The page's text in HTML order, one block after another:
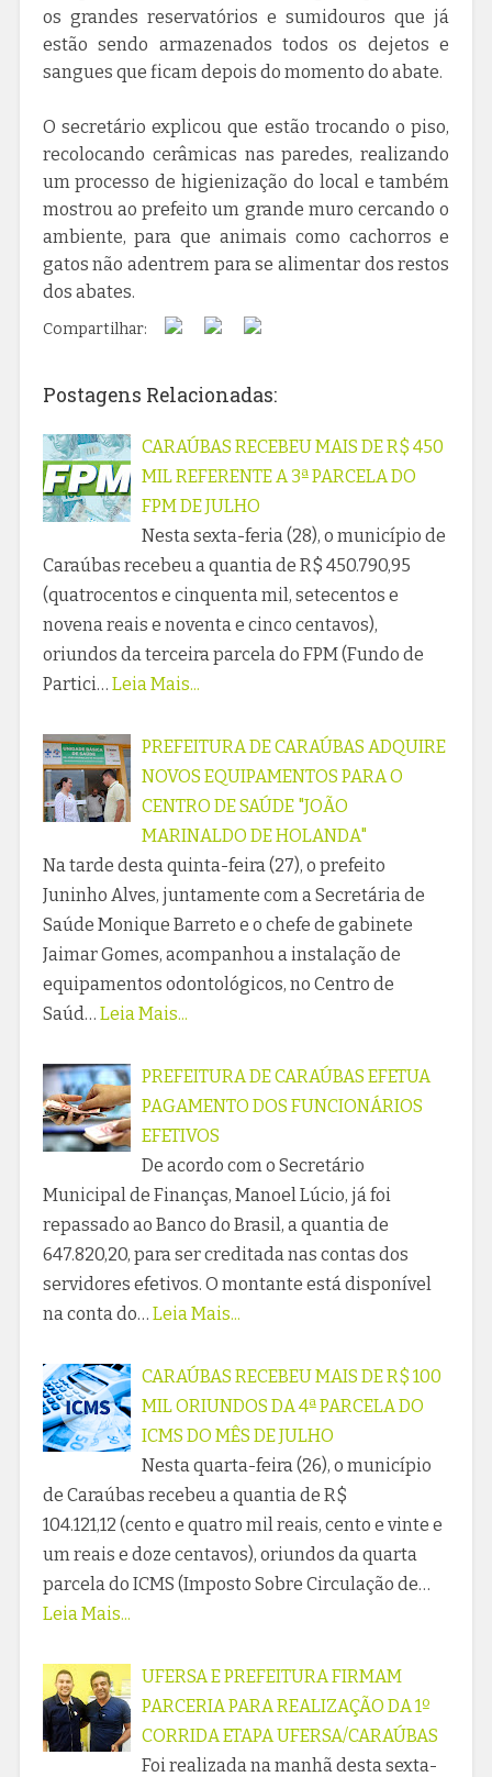
os grandes reservatórios e sumidouros que já
estão sendo armazenados todos os dejetos e
sangues que ficam depois do momento do abate.
O secretário explicou que estão trocando o piso,
recolocando cerâmicas nas paredes, realizando
um processo de higienização do local e também
mostrou ao prefeito um grande muro cercando o
ambiente, para que animais como cachorros e
gatos não adentrem para se alimentar dos restos
dos abates.
Compartilhar:
Postagens Relacionadas:
CARAÚBAS RECEBEU MAIS DE R$ 450
MIL REFERENTE A 3ª PARCELA DO
FPM DE JULHO
Nesta sexta-feria (28), o município de
Caraúbas recebeu a quantia de R$ 450.790,95
(quatrocentos e cinquenta mil, setecentos e
novena reais e noventa e cinco centavos),
oriundos da terceira parcela do FPM (Fundo de
Partici… Leia Mais...
PREFEITURA DE CARAÚBAS ADQUIRE
NOVOS EQUIPAMENTOS PARA O
CENTRO DE SAÚDE "JOÃO
MARINALDO DE HOLANDA"
Na tarde desta quinta-feira (27), o prefeito
Juninho Alves, juntamente com a Secretária de
Saúde Monique Barreto e o chefe de gabinete
Jaimar Gomes, acompanhou a instalação de
equipamentos odontológicos, no Centro de
Saúd… Leia Mais...
PREFEITURA DE CARAÚBAS EFETUA
PAGAMENTO DOS FUNCIONÁRIOS
EFETIVOS
De acordo com o Secretário
Municipal de Finanças, Manoel Lúcio, já foi
repassado ao Banco do Brasil, a quantia de
647.820,20, para ser creditada nas contas dos
servidores efetivos. O montante está disponível
na conta do… Leia Mais...
CARAÚBAS RECEBEU MAIS DE R$ 100
MIL ORIUNDOS DA 4ª PARCELA DO
ICMS DO MÊS DE JULHO
Nesta quarta-feira (26), o município
de Caraúbas recebeu a quantia de R$
104.121,12 (cento e quatro mil reais, cento e vinte e
um reais e doze centavos), oriundos da quarta
parcela do ICMS (Imposto Sobre Circulação de…
Leia Mais...
UFERSA E PREFEITURA FIRMAM
PARCERIA PARA REALIZAÇÃO DA 1º
CORRIDA ETAPA UFERSA/CARAÚBAS
Foi realizada na manhã desta sexta-